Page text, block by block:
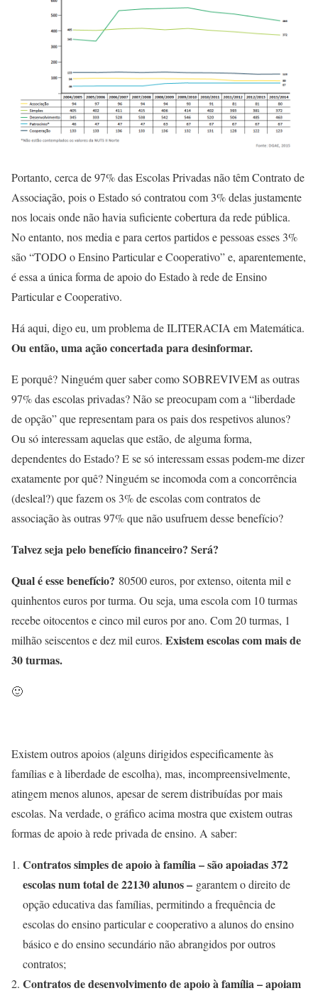
Portanto, cerca de 97% das Escolas Privadas não têm Contrato de
Associação, pois o Estado só contratou com 3% delas justamente
nos locais onde não havia suficiente cobertura da rede pública.
No entanto, nos media e para certos partidos e pessoas esses 3%
são “TODO o Ensino Particular e Cooperativo” e, aparentemente,
é essa a única forma de apoio do Estado à rede de Ensino
Particular e Cooperativo.
Há aqui, digo eu, um problema de ILITERACIA em Matemática.
Ou então, uma ação concertada para desinformar.
E porquê? Ninguém quer saber como SOBREVIVEM as outras
97% das escolas privadas? Não se preocupam com a “liberdade
de opção” que representam para os pais dos respetivos alunos?
Ou só interessam aquelas que estão, de alguma forma,
dependentes do Estado? E se só interessam essas podem-me dizer
exatamente por quê? Ninguém se incomoda com a concorrência
(desleal?) que fazem os 3% de escolas com contratos de
associação às outras 97% que não usufruem desse benefício?
Talvez seja pelo benefício financeiro? Será?
Qual é esse benefício? 80500 euros, por extenso, oitenta mil e
quinhentos euros por turma. Ou seja, uma escola com 10 turmas
recebe oitocentos e cinco mil euros por ano. Com 20 turmas, 1
milhão seiscentos e dez mil euros. Existem escolas com mais de
30 turmas.
🙂
Existem outros apoios (alguns dirigidos especificamente às
famílias e à liberdade de escolha), mas, incompreensivelmente,
atingem menos alunos, apesar de serem distribuídas por mais
escolas. Na verdade, o gráfico acima mostra que existem outras
formas de apoio à rede privada de ensino. A saber:
Contratos simples de apoio à família – são apoiadas 372
escolas num total de 22130 alunos – garantem o direito de
opção educativa das famílias, permitindo a frequência de
escolas do ensino particular e cooperativo a alunos do ensino
básico e do ensino secundário não abrangidos por outros
contratos;
Contratos de desenvolvimento de apoio à família – apoiam